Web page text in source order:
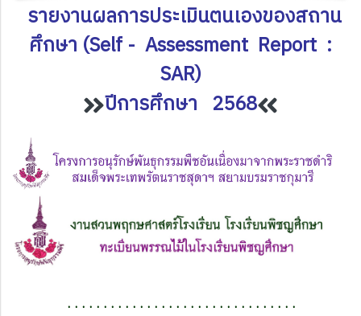
รายงานผลการประเมินตนเองของสถาน
ศึกษา (Self - Assessment Report :
SAR)
ปีการศึกษา 2568
. . . . . . . . . . . . . . . . . . . . . . . . . . . . . . . .